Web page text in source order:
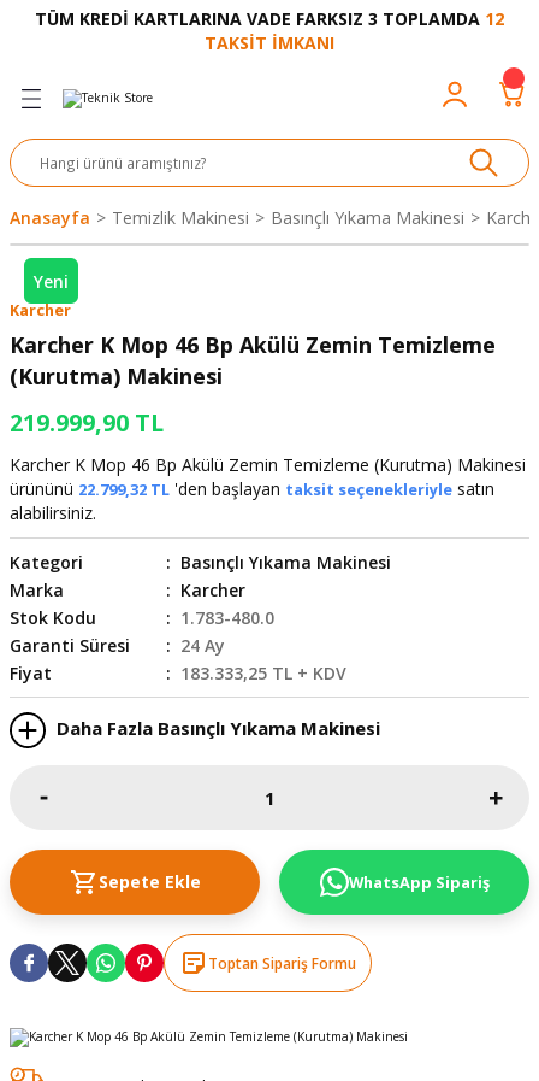
TÜM KREDİ KARTLARINA VADE FARKSIZ 3 TOPLAMDA 12
TAKSİT İMKANI
Geri Dön
Siperlik
Geri Dön
Bot
Geri Dön
ve Aksesuar
Makinesi
Üfleme
Geri Dön
Makinesi
Geri Dön
Geri Dön
Bantlar
Geri Dön
Geri Dön
ve Ürünleri
Cobot
Geri Dön
ve Aksesuarı
Anasayfa Temizlik Makinesi Basınçlı Yıkama Makinesi
Yeni
Karcher
Karcher K Mop 46 Bp Akülü Zemin Temizleme
(Kurutma) Makinesi
219.999,90 TL
Karcher K Mop 46 Bp Akülü Zemin Temizleme (Kurutma) Makinesi
ürününü 22.799,32 TL 'den başlayan taksit seçenekleriyle satın
alabilirsiniz.
Kategori
Basınçlı Yıkama Makinesi
Marka
Karcher
Stok Kodu
1.783-480.0
Garanti Süresi
24 Ay
Fiyat
183.333,25 TL + KDV
Daha Fazla Basınçlı Yıkama Makinesi
Sepete Ekle WhatsApp Sipariş
Toptan Sipariş Formu